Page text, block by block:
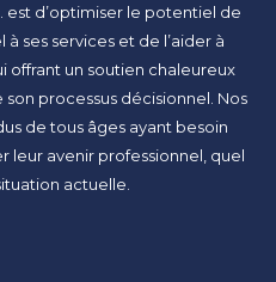
est d’optimiser le potentiel de
ses services et de l’aider à
offrant un soutien chaleureux
processus décisionnel. Nos
de tous âges ayant besoin
leur avenir professionnel, quel
actuelle.